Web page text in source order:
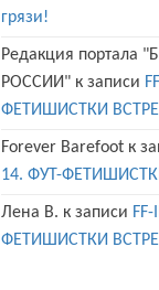
грязи!
Редакция портала
РОССИИ"к записи
ФЕТИШИСТКИ
Forever Barefootк
14. ФУТ-
Лена В. к записи
ФЕТИШИСТКИ